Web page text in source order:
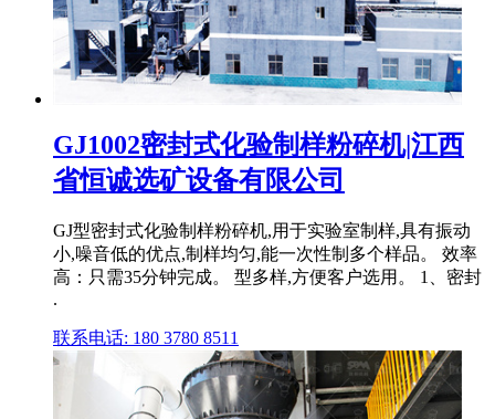
GJ1002密封式化验制样粉碎机|江西
省恒诚选矿设备有限公司
GJ型密封式化验制样粉碎机,用于实验室制样,具有振动
小,噪音低的优点,制样均匀,能一次性制多个样品。 效率
高：只需35分钟完成。 型多样,方便客户选用。 1、密封
.
联系电话: 180 3780 8511